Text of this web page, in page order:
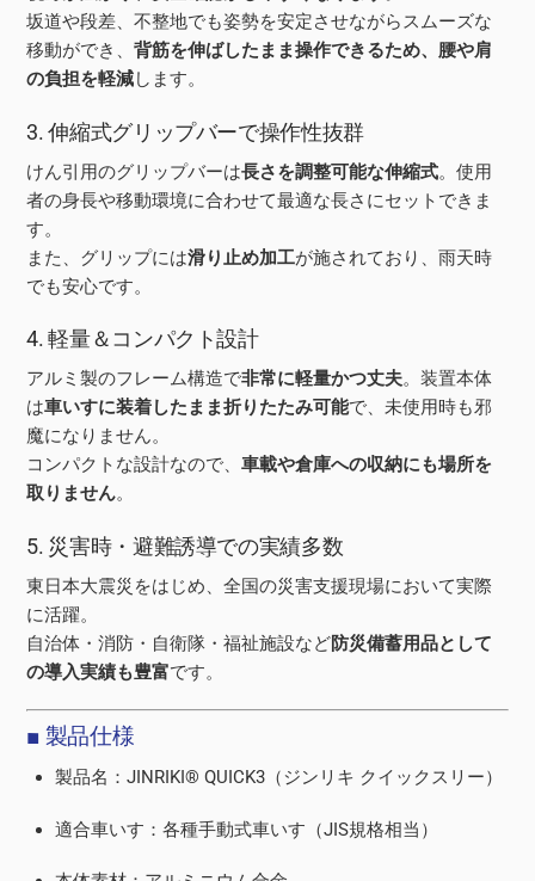
坂道や段差、不整地でも姿勢を安定させながらスムーズな
移動ができ、背筋を伸ばしたまま操作できるため、腰や肩
の負担を軽減します。
3. 伸縮式グリップバーで操作性抜群
けん引用のグリップバーは長さを調整可能な伸縮式。使用
者の身長や移動環境に合わせて最適な長さにセットできま
す。
また、グリップには滑り止め加工が施されており、雨天時
でも安心です。
4. 軽量＆コンパクト設計
アルミ製のフレーム構造で非常に軽量かつ丈夫。装置本体
は車いすに装着したまま折りたたみ可能で、未使用時も邪
魔になりません。
コンパクトな設計なので、車載や倉庫への収納にも場所を
取りません。
5. 災害時・避難誘導での実績多数
東日本大震災をはじめ、全国の災害支援現場において実際
に活躍。
自治体・消防・自衛隊・福祉施設など防災備蓄用品として
の導入実績も豊富です。
■ 製品仕様
製品名：JINRIKI® QUICK3（ジンリキ クイックスリー）
適合車いす：各種手動式車いす（JIS規格相当）